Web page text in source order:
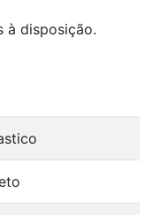
à disposição.